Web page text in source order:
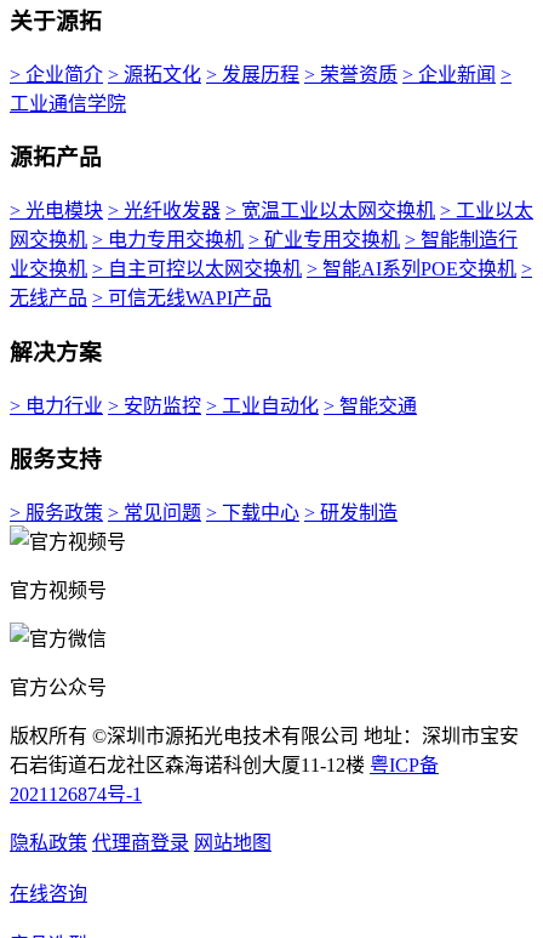
关于源拓
> 企业简介 > 源拓文化 > 发展历程 > 荣誉资质 > 企业新闻 >
工业通信学院
源拓产品
> 光电模块 > 光纤收发器 > 宽温工业以太网交换机 > 工业以太
网交换机 > 电力专用交换机 > 矿业专用交换机 > 智能制造行
业交换机 > 自主可控以太网交换机 > 智能AI系列POE交换机 >
无线产品 > 可信无线WAPI产品
解决方案
> 电力行业 > 安防监控 > 工业自动化 > 智能交通
服务支持
> 服务政策 > 常见问题 > 下载中心 > 研发制造
官方视频号
官方公众号
版权所有 ©深圳市源拓光电技术有限公司 地址：深圳市宝安
石岩街道石龙社区森海诺科创大厦11-12楼 粤ICP备
2021126874号-1
隐私政策 代理商登录 网站地图
在线咨询